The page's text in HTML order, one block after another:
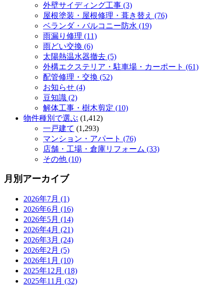
外壁サイディング工事 (3)
屋根塗装・屋根修理・葺き替え (76)
ベランダ・バルコニー防水 (19)
雨漏り修理 (11)
雨どい交換 (6)
太陽熱温水器撤去 (5)
外構エクステリア・駐車場・カーポート (61)
配管修理・交換 (52)
お知らせ (4)
豆知識 (2)
解体工事・樹木剪定 (10)
物件種別で選ぶ (1,412)
一戸建て (1,293)
マンション・アパート (76)
店舗・工場・倉庫リフォーム (33)
その他 (10)
月別アーカイブ
2026年7月 (1)
2026年6月 (16)
2026年5月 (14)
2026年4月 (21)
2026年3月 (24)
2026年2月 (5)
2026年1月 (10)
2025年12月 (18)
2025年11月 (32)